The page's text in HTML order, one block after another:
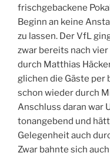
frischgebackene
Beginn an keine
zu lassen. Der VfL
zwar bereits nach
durch Matthias
glichen die Gäste
schon wieder durch
Anschluss daran war
tonangebend und
Gelegenheit auch
Zwar bahnte sich